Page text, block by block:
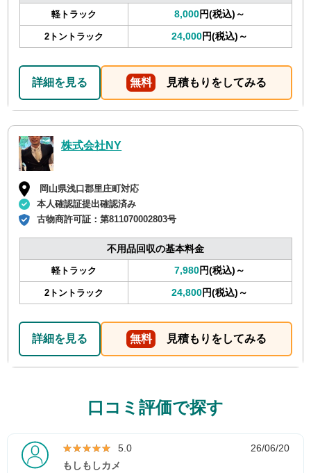
軽トラック 8,000円(税込)～
2トントラック 24,000円(税込)～
詳細を見る 無料 見積もりをしてみる
株式会社NY
岡山県浅口郡里庄町対応
本人確認証提出確認済み
古物商許可証：第811070002803号
不用品回収の基本料金
軽トラック 7,980円(税込)～
2トントラック 24,800円(税込)～
詳細を見る 無料 見積もりをしてみる
口コミ評価で探す
★★★★★
★★★★★ 5.0
26/06/20
もしもしカメ